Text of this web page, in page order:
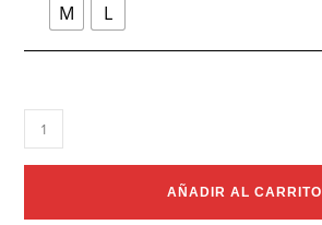
M L
Jockstrap
Malla
Bear
AÑADIR AL CARRITO